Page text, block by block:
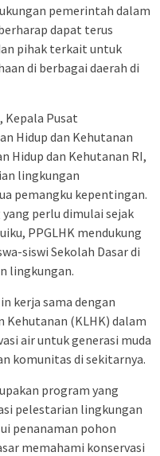
pemerintah dalam
dapat terus
pihak terkait untuk
di berbagai daerah di
Kepala Pusat
Hidup dan Kehutanan
Hidup dan Kehutanan RI,
lingkungan
pemangku kepentingan.
perlu dimulai sejak
PPGLHK mendukung
siswi Sekolah Dasar di
lingkungan.
kerja sama dengan
Kehutanan (KLHK) dalam
air untuk generasi muda
komunitas di sekitarnya.
program yang
pelestarian lingkungan
penanaman pohon
memahami konservasi